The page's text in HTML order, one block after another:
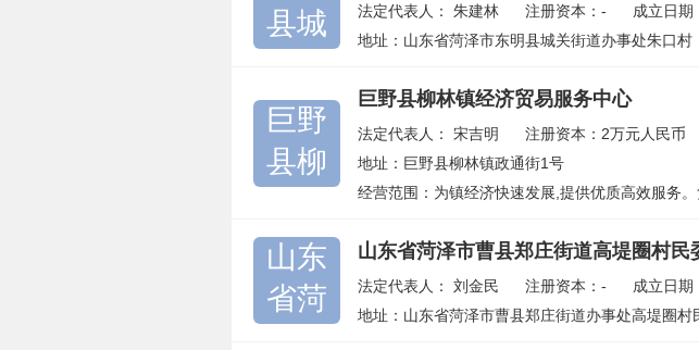
县城
法定代表人：朱建林 注册资本：-
成立日期
地址：山东省菏泽市东明县城关街道办事处朱口村
巨野
县柳
巨野县柳林镇经济贸易服务中心
法定代表人：宋吉明 注册资本：2万元人民币
地址：巨野县柳林镇政通街1号
经营范围：为镇经济快速发展,提供优质高效服务
山东
省菏
山东省菏泽市曹县郑庄街道高堤圈村民
法定代表人：刘金民 注册资本：-
成立日期
地址：山东省菏泽市曹县郑庄街道办事处高堤圈村